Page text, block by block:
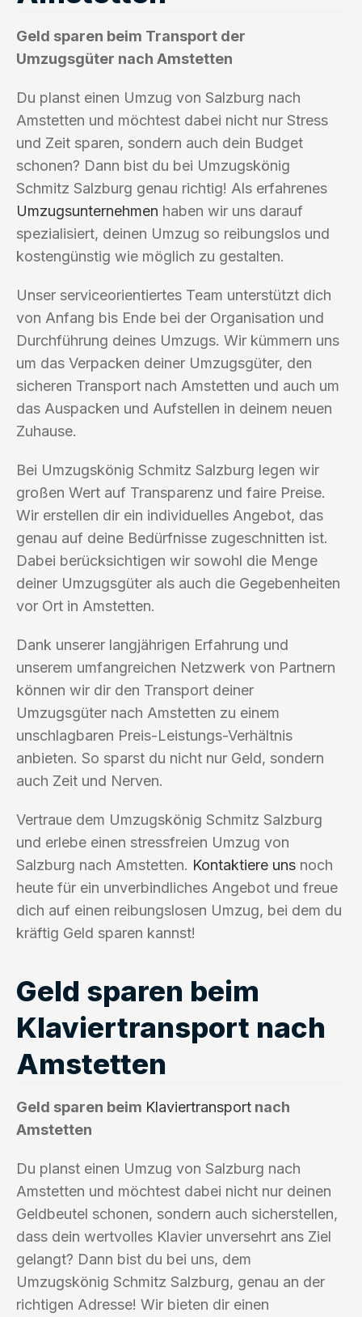
Geld sparen beim Transport der
Umzugsgüter nach Amstetten
Du planst einen Umzug von Salzburg nach
Amstetten und möchtest dabei nicht nur Stress
und Zeit sparen, sondern auch dein Budget
schonen? Dann bist du bei Umzugskönig
Schmitz Salzburg genau richtig! Als erfahrenes
Umzugsunternehmen haben wir uns darauf
spezialisiert, deinen Umzug so reibungslos und
kostengünstig wie möglich zu gestalten.
Unser serviceorientiertes Team unterstützt dich
von Anfang bis Ende bei der Organisation und
Durchführung deines Umzugs. Wir kümmern uns
um das Verpacken deiner Umzugsgüter, den
sicheren Transport nach Amstetten und auch um
das Auspacken und Aufstellen in deinem neuen
Zuhause.
Bei Umzugskönig Schmitz Salzburg legen wir
großen Wert auf Transparenz und faire Preise.
Wir erstellen dir ein individuelles Angebot, das
genau auf deine Bedürfnisse zugeschnitten ist.
Dabei berücksichtigen wir sowohl die Menge
deiner Umzugsgüter als auch die Gegebenheiten
vor Ort in Amstetten.
Dank unserer langjährigen Erfahrung und
unserem umfangreichen Netzwerk von Partnern
können wir dir den Transport deiner
Umzugsgüter nach Amstetten zu einem
unschlagbaren Preis-Leistungs-Verhältnis
anbieten. So sparst du nicht nur Geld, sondern
auch Zeit und Nerven.
Vertraue dem Umzugskönig Schmitz Salzburg
und erlebe einen stressfreien Umzug von
Salzburg nach Amstetten. Kontaktiere uns noch
heute für ein unverbindliches Angebot und freue
dich auf einen reibungslosen Umzug, bei dem du
kräftig Geld sparen kannst!
Geld sparen beim
Klaviertransport nach
Amstetten
Geld sparen beim Klaviertransport nach
Amstetten
Du planst einen Umzug von Salzburg nach
Amstetten und möchtest dabei nicht nur deinen
Geldbeutel schonen, sondern auch sicherstellen,
dass dein wertvolles Klavier unversehrt ans Ziel
gelangt? Dann bist du bei uns, dem
Umzugskönig Schmitz Salzburg, genau an der
richtigen Adresse! Wir bieten dir einen